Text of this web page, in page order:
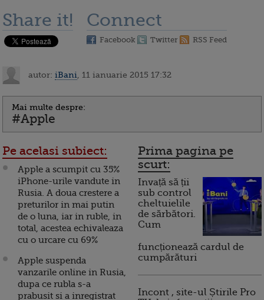
Share it! Connect
Facebook Twitter RSS Feed
autor: iBani , 11 ianuarie 2015 17:32
Mai multe despre:
#Apple
Pe acelasi subiect:
Apple a scumpit cu 35%
iPhone-urile vandute in
Rusia. A doua crestere a
preturilor in mai putin
de o luna, iar in ruble, in
total, acestea echivaleaza
cu o urcare cu 69%
Apple suspenda
vanzarile online in Rusia,
dupa ce rubla s-a
prabusit si a inregistrat
Prima pagina pe
scurt:
Invață să ții
sub control
cheltuielile
de sărbători.
Cum
funcționează cardul de
cumpărături
Incont , site-ul Știrile Pro